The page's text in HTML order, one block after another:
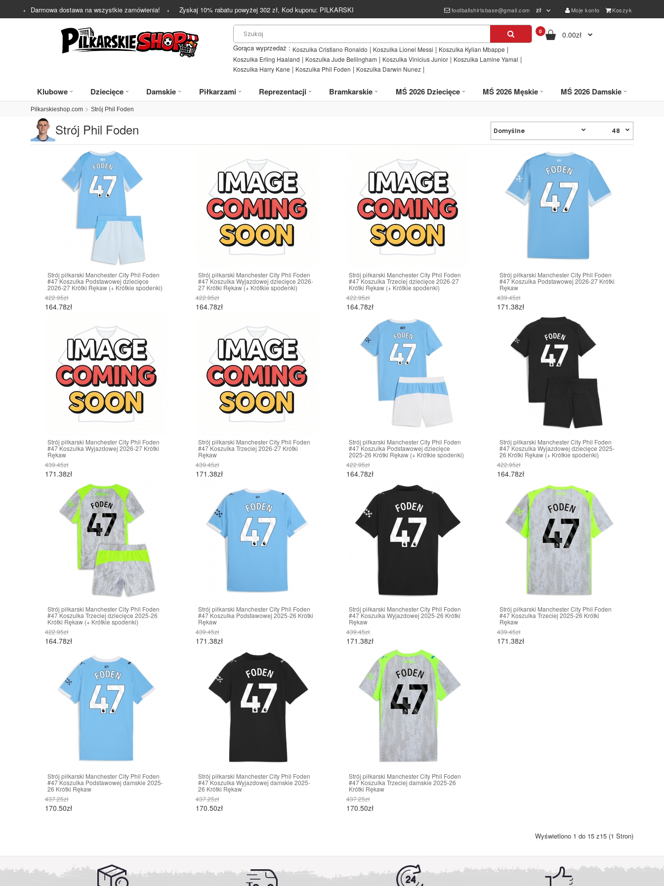
Darmowa dostawa na wszystkie zamówienia! Zyskaj 10% rabatu powyżej 302 zł, Kod kuponu: PILKARSKI footballshirtsbase@gmail.com zł Moje konto Koszyk
Gorąca wyprzedaż : Koszulka Cristiano Ronaldo | Koszulka Lionel Messi | Koszulka Kylian Mbappe |
Koszulka Erling Haaland | Koszulka Jude Bellingham | Koszulka Vinicius Junior | Koszulka Lamine Yamal |
Koszulka Harry Kane | Koszulka Phil Foden | Koszulka Darwin Nunez |
0 0.00zł
Klubowe Dziecięce Damskie Piłkarzami Reprezentacji Bramkarskie MŚ 2026 Dziecięce MŚ 2026 Męskie MŚ 2026 Damskie
Pilkarskieshop.com Strój Phil Foden
Strój Phil Foden
Strój piłkarski Manchester City Phil Foden
#47 Koszulka Podstawowej dziecięce
2026-27 Krótki Rękaw (+ Krótkie spodenki)
422.95zł
164.78zł
Strój piłkarski Manchester City Phil Foden
#47 Koszulka Wyjazdowej dziecięce 2026-
27 Krótki Rękaw (+ Krótkie spodenki)
422.95zł
164.78zł
Strój piłkarski Manchester City Phil Foden
#47 Koszulka Trzeciej dziecięce 2026-27
Krótki Rękaw (+ Krótkie spodenki)
422.95zł
164.78zł
Strój piłkarski Manchester City Phil Foden
#47 Koszulka Podstawowej 2026-27 Krótki
Rękaw
439.45zł
171.38zł
Strój piłkarski Manchester City Phil Foden
#47 Koszulka Wyjazdowej 2026-27 Krótki
Rękaw
439.45zł
171.38zł
Strój piłkarski Manchester City Phil Foden
#47 Koszulka Trzeciej 2026-27 Krótki
Rękaw
439.45zł
171.38zł
Strój piłkarski Manchester City Phil Foden
#47 Koszulka Podstawowej dziecięce
2025-26 Krótki Rękaw (+ Krótkie spodenki)
422.95zł
164.78zł
Strój piłkarski Manchester City Phil Foden
#47 Koszulka Wyjazdowej dziecięce 2025-
26 Krótki Rękaw (+ Krótkie spodenki)
422.95zł
164.78zł
Strój piłkarski Manchester City Phil Foden
#47 Koszulka Trzeciej dziecięce 2025-26
Krótki Rękaw (+ Krótkie spodenki)
422.95zł
164.78zł
Strój piłkarski Manchester City Phil Foden
#47 Koszulka Podstawowej 2025-26 Krótki
Rękaw
439.45zł
171.38zł
Strój piłkarski Manchester City Phil Foden
#47 Koszulka Wyjazdowej 2025-26 Krótki
Rękaw
439.45zł
171.38zł
Strój piłkarski Manchester City Phil Foden
#47 Koszulka Trzeciej 2025-26 Krótki
Rękaw
439.45zł
171.38zł
Strój piłkarski Manchester City Phil Foden
#47 Koszulka Podstawowej damskie 2025-
26 Krótki Rękaw
437.25zł
170.50zł
Strój piłkarski Manchester City Phil Foden
#47 Koszulka Wyjazdowej damskie 2025-
26 Krótki Rękaw
437.25zł
170.50zł
Strój piłkarski Manchester City Phil Foden
#47 Koszulka Trzeciej damskie 2025-26
Krótki Rękaw
437.25zł
170.50zł
Wyświetlono 1 do 15 z15 (1 Stron)